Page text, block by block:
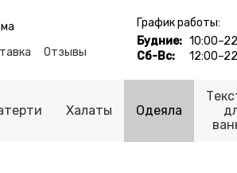
Отзывы
График работы:
Будние:
Сб-Вс:
Халаты Одеяла